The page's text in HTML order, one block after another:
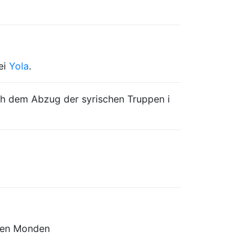
Yola.
dem Abzug der syrischen Truppen i
Monden